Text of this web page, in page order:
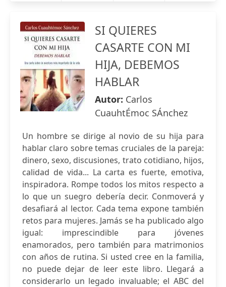
SI QUIERES
CASARTE CON MI
HIJA, DEBEMOS
HABLAR
Autor: Carlos
CuauhtÉmoc SÁnchez
Un hombre se dirige al novio de su hija para
hablar claro sobre temas cruciales de la pareja:
dinero, sexo, discusiones, trato cotidiano, hijos,
calidad de vida... La carta es fuerte, emotiva,
inspiradora. Rompe todos los mitos respecto a
lo que un suegro debería decir. Conmoverá y
desafiará al lector. Cada tema expone también
retos para mujeres. Jamás se ha publicado algo
igual: imprescindible para jóvenes
enamorados, pero también para matrimonios
con años de rutina. Si usted cree en la familia,
no puede dejar de leer este libro. Llegará a
considerarlo un legado invaluable; el ABC del